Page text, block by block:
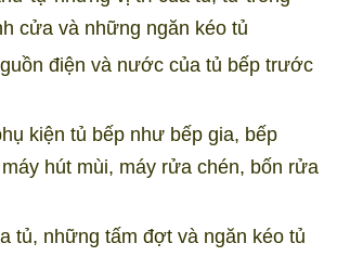
cửa và những ngăn kéo tủ
điện và nước của tủ bếp trước
kiện tủ bếp như bếp gia, bếp
hút mùi, máy rửa chén, bốn rửa
tủ, những tấm đợt và ngăn kéo tủ